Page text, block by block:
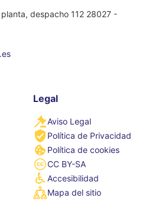
despacho 112 28027 -
Legal
Aviso Legal
Política de Privacidad
Política de cookies
CC BY-SA
Accesibilidad
Mapa del sitio